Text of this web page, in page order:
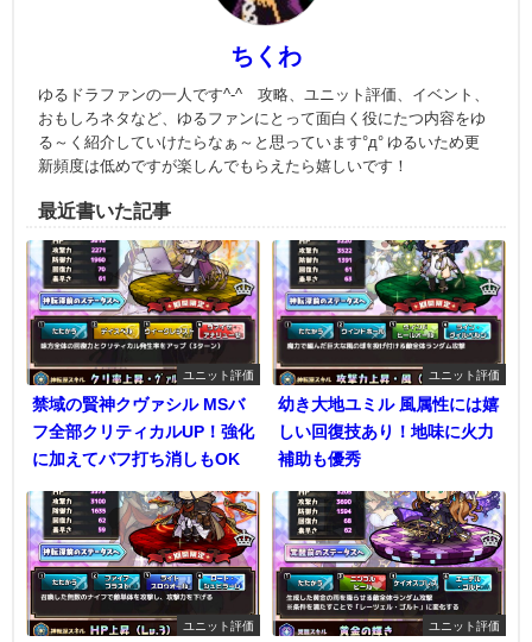
ちくわ
ゆるドラファンの一人です^-^ 攻略、ユニット評価、イベント、
おもしろネタなど、ゆるファンにとって面白く役にたつ内容をゆ
る～く紹介していけたらなぁ～と思っています°д° ゆるいため更
新頻度は低めですが楽しんでもらえたら嬉しいです！
最近書いた記事
ユニット評価
禁域の賢神クヴァシル MSバ
フ全部クリティカルUP！強化
に加えてバフ打ち消しもOK
ユニット評価
幼き大地ユミル 風属性には嬉
しい回復技あり！地味に火力
補助も優秀
ユニット評価 ユニット評価